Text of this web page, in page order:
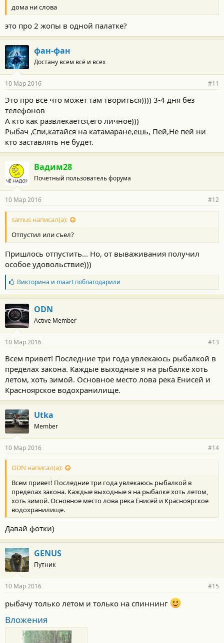
:
дома ни слова
это про 2 жопы в одной палатке?
фан-фан
Достану всем всё и всех
10 Мар 2016 #11
Это про все что может там твориться)))) 3-4 дня без
телефонов
А кто как развлекается,его личное)))
Рыбач ,Спи,катайся на катамаране,ешь, Пей,Не пей ни
кто заставлять не будет.
Вадим28
Почетный пользователь форума
10 Мар 2016 #12
samus написал(а):
Отпустил или съел?
Пришлось отпустить... Но, от вываживания получил
особое удовольствие)))
Б
л
а
г
о
д
а
н
с
т
и
Викторина и maartпоблагодарили
ODN
Active Member
10 Мар 2016 #13
Всем привет! Последние три года увлекаюсь рыбалкой в
пределах закона. Каждые выходные я на рыбалке хоть
летом, хоть зимой. Основное место лова река Енисей и
Красноярское водохранилище.
Utka
Member
10 Мар 2016 #14
ODN написал(а):
Всем привет! Последние три года увлекаюсь рыбалкой в
пределах закона. Каждые выходные я на рыбалке хоть летом,
хоть зимой. Основное место лова река Енисей и Красноярское
водохранилище.
Давай фотки)
GENUS
Путник
10 Мар 2016 #15
рыбачу только летом и только на спиннинг
Вложения